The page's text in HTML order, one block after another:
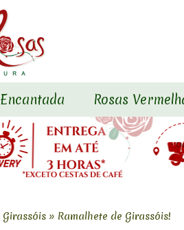
Rosas
Girassóis » Ramalhete de Girassóis!